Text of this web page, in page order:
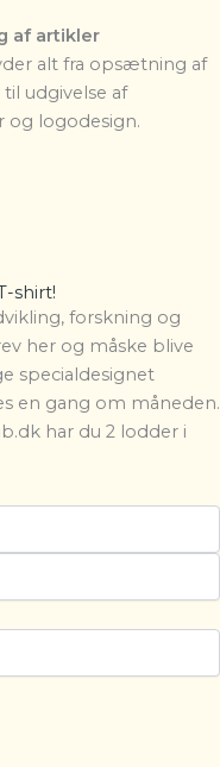
af artikler
alt fra opsætning af
udgivelse af
og logodesign.
shirt!
forskning og
her og måske blive
specialdesignet
en gang om måneden.
har du 2 lodder i